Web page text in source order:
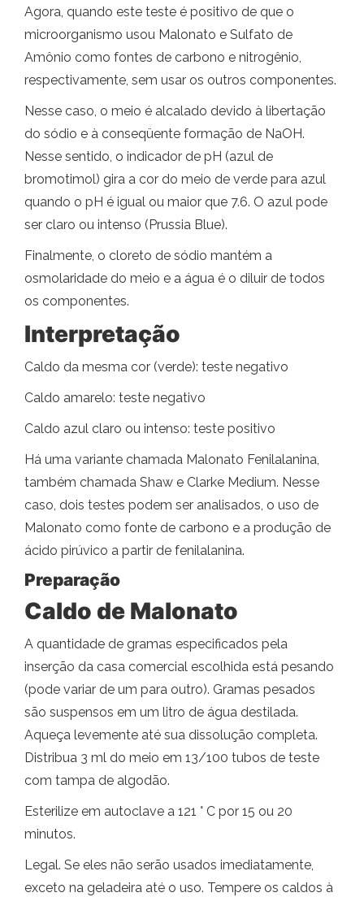
Agora, quando este teste é positivo de que o
microorganismo usou Malonato e Sulfato de
Amônio como fontes de carbono e nitrogênio,
respectivamente, sem usar os outros componentes.
Nesse caso, o meio é alcalado devido à libertação
do sódio e à conseqüente formação de NaOH.
Nesse sentido, o indicador de pH (azul de
bromotimol) gira a cor do meio de verde para azul
quando o pH é igual ou maior que 7.6. O azul pode
ser claro ou intenso (Prussia Blue).
Finalmente, o cloreto de sódio mantém a
osmolaridade do meio e a água é o diluir de todos
os componentes.
Interpretação
Caldo da mesma cor (verde): teste negativo
Caldo amarelo: teste negativo
Caldo azul claro ou intenso: teste positivo
Há uma variante chamada Malonato Fenilalanina,
também chamada Shaw e Clarke Medium. Nesse
caso, dois testes podem ser analisados, o uso de
Malonato como fonte de carbono e a produção de
ácido pirúvico a partir de fenilalanina.
Preparação
Caldo de Malonato
A quantidade de gramas especificados pela
inserção da casa comercial escolhida está pesando
(pode variar de um para outro). Gramas pesados ​​
são suspensos em um litro de água destilada.
Aqueça levemente até sua dissolução completa.
Distribua 3 ml do meio em 13/100 tubos de teste
com tampa de algodão.
Esterilize em autoclave a 121 ° C por 15 ou 20
minutos.
Legal. Se eles não serão usados ​​imediatamente,
exceto na geladeira até o uso. Tempere os caldos à